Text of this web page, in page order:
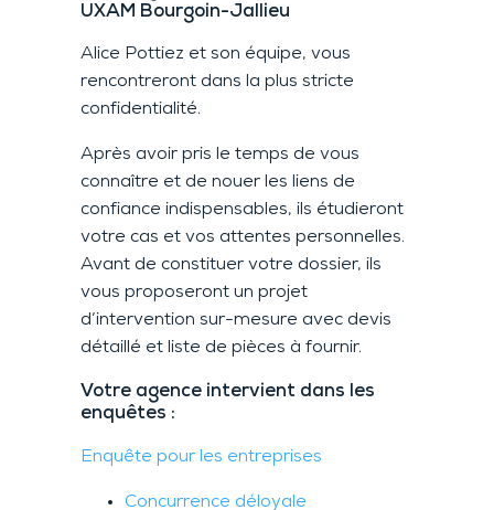
UXAM Bourgoin-Jallieu
Alice Pottiez et son équipe, vous
rencontreront dans la plus stricte
confidentialité.
Après avoir pris le temps de vous
connaître et de nouer les liens de
confiance indispensables, ils étudieront
votre cas et vos attentes personnelles.
Avant de constituer votre dossier, ils
vous proposeront un projet
d’intervention sur-mesure avec devis
détaillé et liste de pièces à fournir.
Votre agence intervient dans les
enquêtes :
Enquête pour les entreprises
Concurrence déloyale